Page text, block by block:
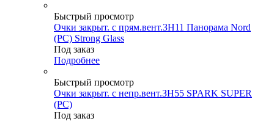
Быстрый просмотр
Очки закрыт. с прям.вент.ЗН11 Панорама Nord
(PC) Strong Glass
Под заказ
Подробнее
Быстрый просмотр
Очки закрыт. с непр.вент.ЗН55 SPARK SUPER
(РC)
Под заказ